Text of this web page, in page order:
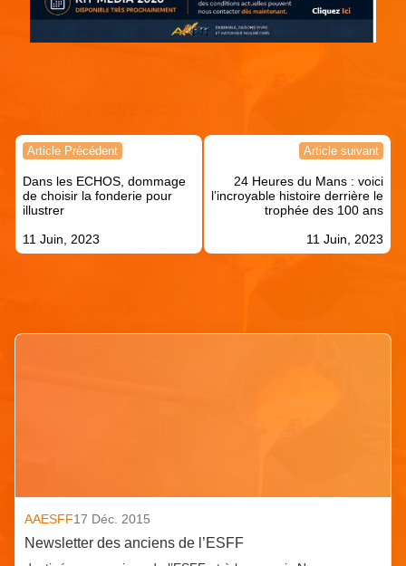
Navigation
l’article
Article Précédent
Dans les ECHOS, dommage
de choisir la fonderie pour
illustrer
11 Juin, 2023
Article suivant
24 Heures du Mans : voici
l’incroyable histoire derrière le
trophée des 100 ans
11 Juin, 2023
AAESFF17 Déc. 2015
Newsletter des anciens de l’ESFF